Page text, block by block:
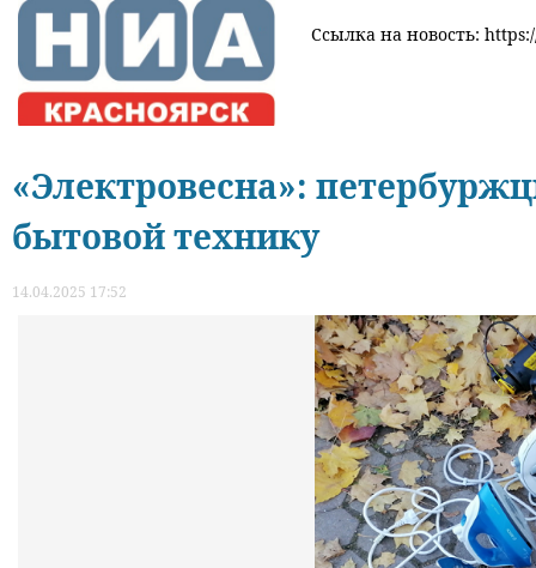
Ссылка на новость:
«Электровесна»:
бытовой технику
14.04.2025 17:52